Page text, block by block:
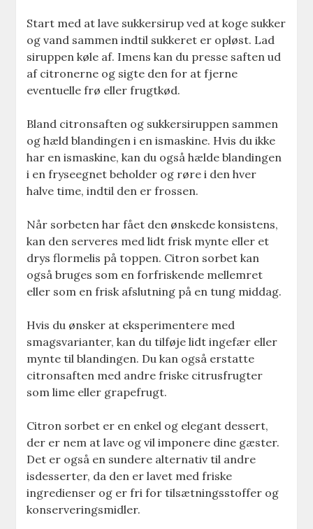
Start med at lave sukkersirup ved at koge sukker
og vand sammen indtil sukkeret er opløst. Lad
siruppen køle af. Imens kan du presse saften ud
af citronerne og sigte den for at fjerne
eventuelle frø eller frugtkød.
Bland citronsaften og sukkersiruppen sammen
og hæld blandingen i en ismaskine. Hvis du ikke
har en ismaskine, kan du også hælde blandingen
i en fryseegnet beholder og røre i den hver
halve time, indtil den er frossen.
Når sorbeten har fået den ønskede konsistens,
kan den serveres med lidt frisk mynte eller et
drys flormelis på toppen. Citron sorbet kan
også bruges som en forfriskende mellemret
eller som en frisk afslutning på en tung middag.
Hvis du ønsker at eksperimentere med
smagsvarianter, kan du tilføje lidt ingefær eller
mynte til blandingen. Du kan også erstatte
citronsaften med andre friske citrusfrugter
som lime eller grapefrugt.
Citron sorbet er en enkel og elegant dessert,
der er nem at lave og vil imponere dine gæster.
Det er også en sundere alternativ til andre
isdesserter, da den er lavet med friske
ingredienser og er fri for tilsætningsstoffer og
konserveringsmidler.